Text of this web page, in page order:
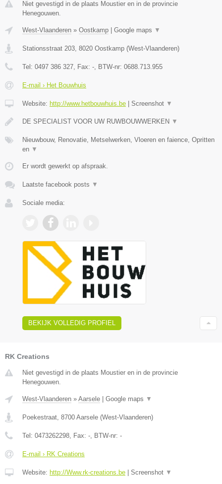
Niet gevestigd in de plaats Moustier en in de provincie
Henegouwen.
West-Vlaanderen » Oostkamp Google maps ▼
Stationsstraat 203, 8020 Oostkamp (West-Vlaanderen)
Tel: 0497 386 327, Fax: -, BTW-nr: 0688.713.955
E-mail › Het Bouwhuis
Website: http://www.hetbouwhuis.be Screenshot ▼
DE SPECIALIST VOOR UW RUWBOUWWERKEN ▼
Nieuwbouw, Renovatie, Metselwerken, Vloeren en faience, Opritten
en ▼
Er wordt gewerkt op afspraak.
Laatste facebook posts ▼
Sociale media:
BEKIJK VOLLEDIG PROFIEL
RK Creations
Niet gevestigd in de plaats Moustier en in de provincie
Henegouwen.
West-Vlaanderen » Aarsele Google maps ▼
Poekestraat, 8700 Aarsele (West-Vlaanderen)
Tel: 0473262298, Fax: -, BTW-nr: -
E-mail › RK Creations
Website: http://Www.rk-creations.be Screenshot ▼